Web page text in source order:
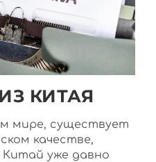
КИТАЯ
мире, существует
качестве,
уже давно